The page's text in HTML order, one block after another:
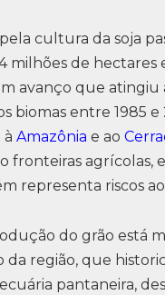
cultura da soja
milhões de hectares
avanço que atingiu
biomas entre 1985 e
à Amazônia e ao
fronteiras agrícolas,
representa riscos
do grão está
da região, que
pantaneira,